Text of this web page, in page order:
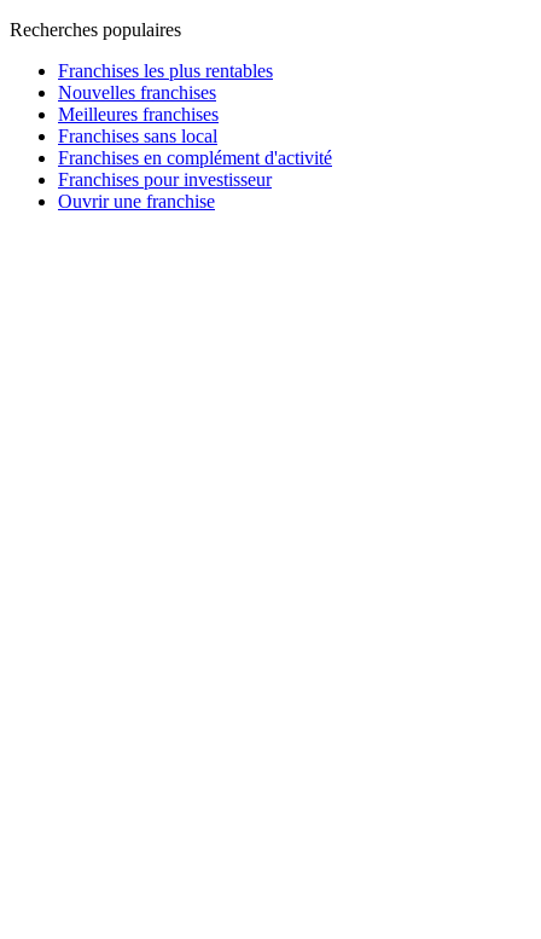
Recherches populaires
Franchises les plus rentables
Nouvelles franchises
Meilleures franchises
Franchises sans local
Franchises en complément d'activité
Franchises pour investisseur
Ouvrir une franchise